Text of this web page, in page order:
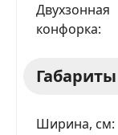
Двухзонная
конфорка
Габариты
Ширина, см